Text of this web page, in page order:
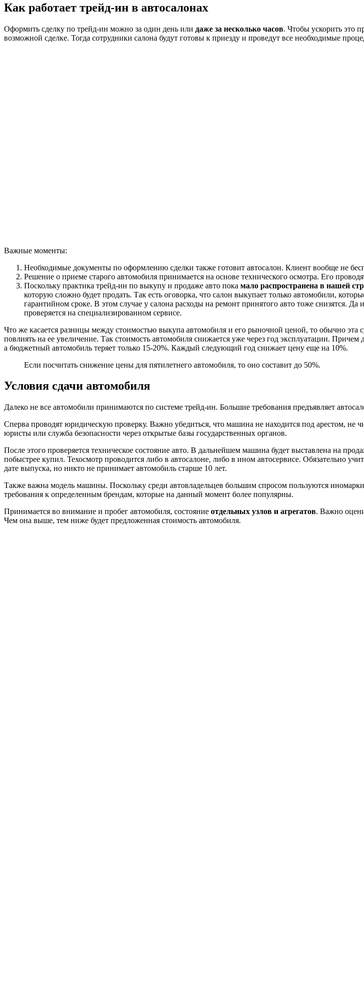
Как работает трейд-ин в автосалонах
Оформить сделку по трейд-ин можно за один день или даже за несколько часов. Чтобы ускорить это
возможной сделке. Тогда сотрудники салона будут готовы к приезду и проведут все необходимые
Важные моменты:
Необходимые документы по оформлению сделки также готовит автосалон. Клиент вообще не
Решение о приеме старого автомобиля принимается на основе технического осмотра. Его
Поскольку практика трейд-ин по выкупу и продаже авто пока мало распространена в нашей
которую сложно будет продать. Так есть оговорка, что салон выкупает только автомобили,
гарантийном сроке. В этом случае у салона расходы на ремонт принятого авто тоже снизятся.
проверяется на специализированном сервисе.
Что же касается разницы между стоимостью выкупа автомобиля и его рыночной ценой, то обычно эта
повлиять на ее увеличение. Так стоимость автомобиля снижается уже через год эксплуатации.
а бюджетный автомобиль теряет только 15-20%. Каждый следующий год снижает цену еще на 10%.
Если посчитать снижение цены для пятилетнего автомобиля, то оно составит до 50%.
Условия сдачи автомобиля
Далеко не все автомобили принимаются по системе трейд-ин. Большие требования предъявляет
Сперва проводят юридическую проверку. Важно убедиться, что машина не находится под арестом, не
юристы или служба безопасности через открытые базы государственных органов.
После этого проверяется техническое состояние авто. В дальнейшем машина будет выставлена на
побыстрее купил. Техосмотр проводится либо в автосалоне, либо в ином автосервисе. Обязательно
дате выпуска, но никто не принимает автомобиль старше 10 лет.
Также важна модель машины. Поскольку среди автовладельцев большим спросом пользуются
требования к определенным брендам, которые на данный момент более популярны.
Принимается во внимание и пробег автомобиля, состояние отдельных узлов и агрегатов. Важно
Чем она выше, тем ниже будет предложенная стоимость автомобиля.